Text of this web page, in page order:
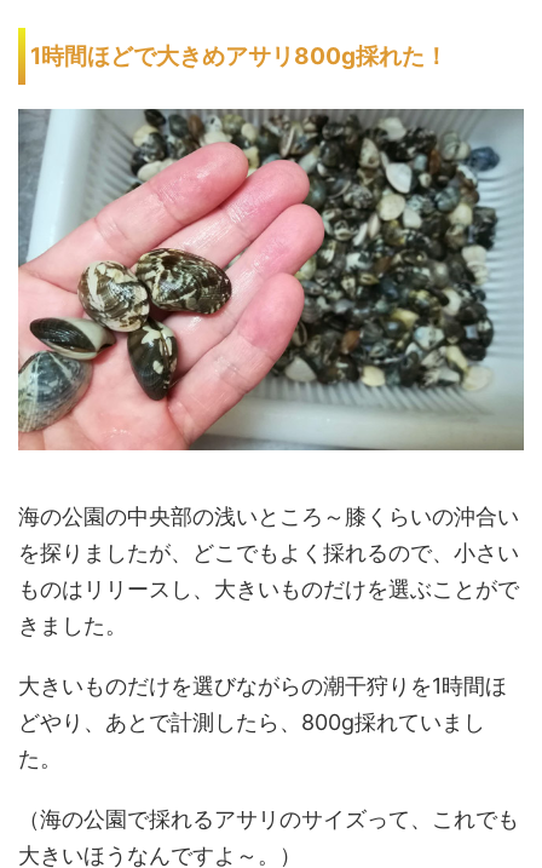
1時間ほどで大きめアサリ800g採れた！
海の公園の中央部の浅いところ～膝くらいの沖合い
を探りましたが、どこでもよく採れるので、小さい
ものはリリースし、大きいものだけを選ぶことがで
きました。
大きいものだけを選びながらの潮干狩りを1時間ほ
どやり、あとで計測したら、800g採れていまし
た。
（海の公園で採れるアサリのサイズって、これでも
大きいほうなんですよ～。）